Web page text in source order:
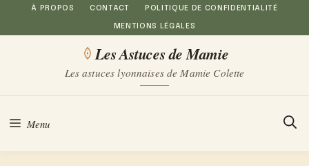
Aller
au
À PROPOS CONTACT POLITIQUE DE CONFIDENTIALITÉ
MENTIONS LÉGALES
Les Astuces de Mamie
Les astuces lyonnaises de Mamie Colette
Menu